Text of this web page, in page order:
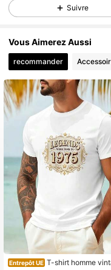
Suivre
Vous Aimerez Aussi
recommander
Entrepôt UE T-shirt homme